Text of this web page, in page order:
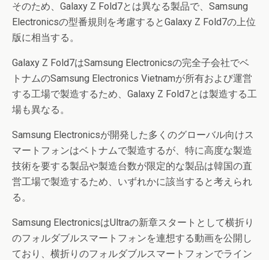
そのため、Galaxy Z Fold7とは異なる製品で、Samsung
Electronicsの型番規則を考慮するとGalaxy Z Fold7の上位
版に相当する。
Galaxy Z Fold7はSamsung Electronicsの完全子会社でベ
トナムのSamsung Electronics Vietnamが所有および運営
する工場で製造するため、Galaxy Z Fold7とは製造する工
場も異なる。
Samsung Electronicsが開発した多くのグローバル向けス
マートフォンはベトナムで製造するが、特に高度な製造
技術を要する製品や製造台数が限定的な製品は韓国の直
営工場で製造するため、いずれかに該当すると考えられ
る。
Samsung ElectronicsはUltraの新章スタートとして横折り
のフォルダブルスマートフォンを連想する動画を公開し
ており、横折りのフォルダブルスマートフォンでライン